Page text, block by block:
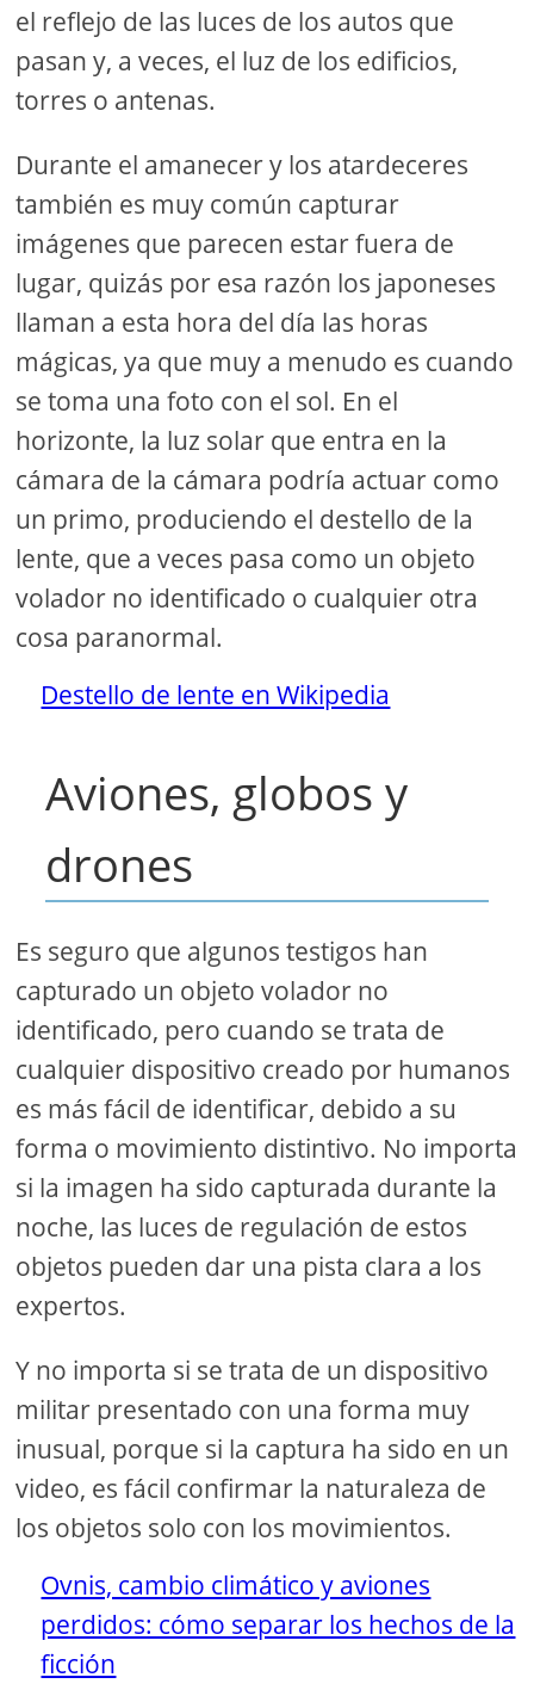
el reflejo de las luces de los autos que
pasan y, a veces, el luz de los edificios,
torres o antenas.
Durante el amanecer y los atardeceres
también es muy común capturar
imágenes que parecen estar fuera de
lugar, quizás por esa razón los japoneses
llaman a esta hora del día las horas
mágicas, ya que muy a menudo es cuando
se toma una foto con el sol. En el
horizonte, la luz solar que entra en la
cámara de la cámara podría actuar como
un primo, produciendo el destello de la
lente, que a veces pasa como un objeto
volador no identificado o cualquier otra
cosa paranormal.
Destello de lente en Wikipedia
Aviones, globos y
drones
Es seguro que algunos testigos han
capturado un objeto volador no
identificado, pero cuando se trata de
cualquier dispositivo creado por humanos
es más fácil de identificar, debido a su
forma o movimiento distintivo. No importa
si la imagen ha sido capturada durante la
noche, las luces de regulación de estos
objetos pueden dar una pista clara a los
expertos.
Y no importa si se trata de un dispositivo
militar presentado con una forma muy
inusual, porque si la captura ha sido en un
video, es fácil confirmar la naturaleza de
los objetos solo con los movimientos.
Ovnis, cambio climático y aviones
perdidos: cómo separar los hechos de la
ficción